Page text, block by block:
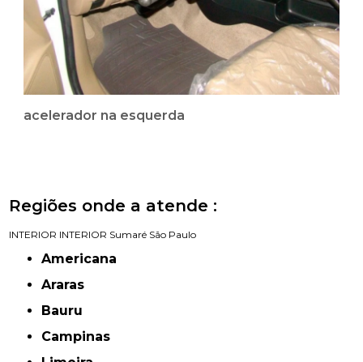
acelerador na esquerda
Regiões onde a atende :
INTERIOR INTERIOR Sumaré São Paulo
Americana
Araras
Bauru
Campinas